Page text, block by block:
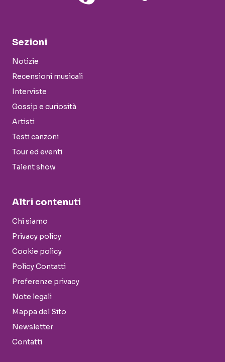
Sezioni
Notizie
Recensioni musicali
Interviste
Gossip e curiosità
Artisti
Testi canzoni
Tour ed eventi
Talent show
Altri contenuti
Chi siamo
Privacy policy
Cookie policy
Policy Contatti
Preferenze privacy
Note legali
Mappa del Sito
Newsletter
Contatti